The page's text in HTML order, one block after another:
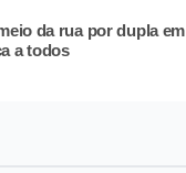
da rua por dupla em
a todos